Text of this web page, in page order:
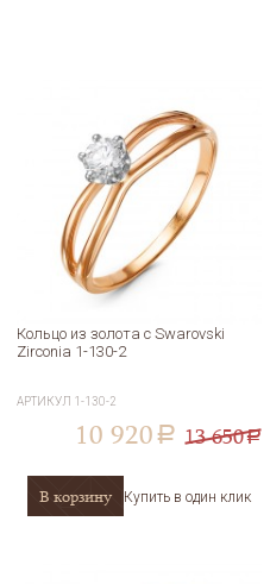
Кольцо из золота с Swarovski
Zirconia 1-130-2
АРТИКУЛ 1-130-2
10 920 a 13 650a
В корзину Купить в один клик